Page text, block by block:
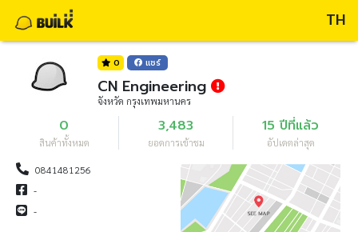
TH
0 แชร์
CN Engineering
จังหวัด กรุงเทพมหานคร
0
สินค้าทั้งหมด
3,483
ยอดการเข้าชม
15 ปีที่แล้ว
อัปเดตล่าสุด
0841481256
-
-